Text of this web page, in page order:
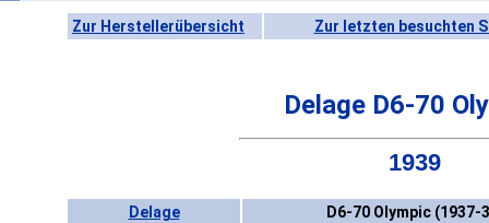
Zur Herstellerübersicht Zur letzten besuchten
Delage D6-70
1939
Delage D6-70 Olympic (1937-